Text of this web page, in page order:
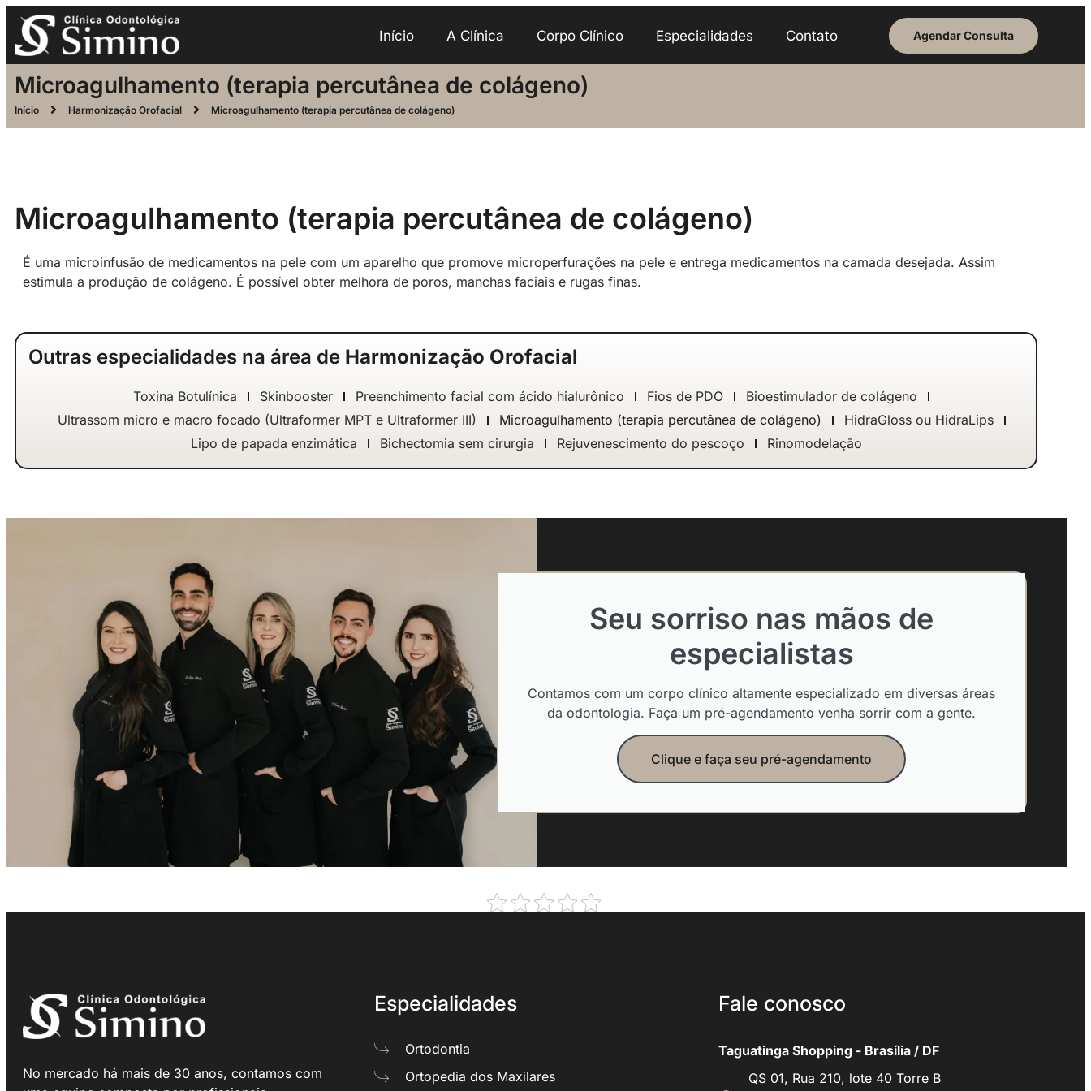
Início A Clínica Corpo Clínico Especialidades Contato Agendar Consulta
Microagulhamento (terapia percutânea de colágeno)
Início Harmonização Orofacial Microagulhamento (terapia percutânea de colágeno)
Microagulhamento (terapia percutânea de colágeno)
É uma microinfusão de medicamentos na pele com um aparelho que promove microperfurações na pele e entrega medicamentos na camada desejada. Assim
estimula a produção de colágeno. É possível obter melhora de poros, manchas faciais e rugas finas.
Outras especialidades na área de Harmonização Orofacial
Toxina Botulínica Skinbooster Preenchimento facial com ácido hialurônico Fios de PDO
Bioestimulador de colágeno
Ultrassom micro e macro focado (Ultraformer MPT e Ultraformer III)
Microagulhamento (terapia percutânea de colágeno)
HidraGloss ou HidraLips
Lipo de papada enzimática
Bichectomia sem cirurgia Rejuvenescimento do pescoço Rinomodelação
Seu sorriso nas mãos de
especialistas
Contamos com um corpo clínico altamente especializado em diversas áreas
da odontologia. Faça um pré-agendamento venha sorrir com a gente.
Clique e faça seu pré-agendamento
No mercado há mais de 30 anos, contamos com
Especialidades
Ortodontia
Ortopedia dos Maxilares
Fale conosco
Taguatinga Shopping - Brasília / DF
QS 01, Rua 210, lote 40 Torre B